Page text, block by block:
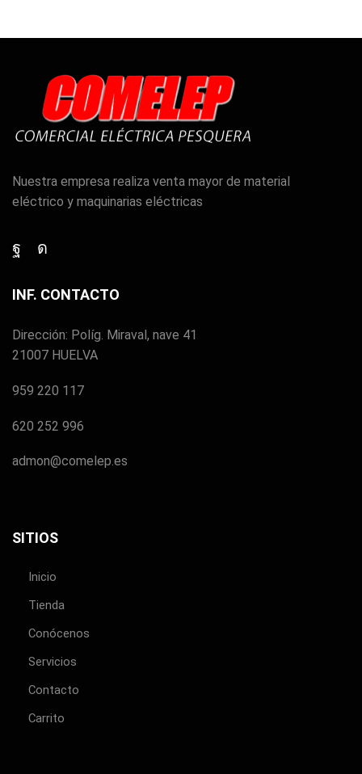
Nuestra empresa realiza venta mayor de material
eléctrico y maquinarias eléctricas
Facebook
Instagram
INF. CONTACTO
Dirección: Políg. Miraval, nave 41
21007 HUELVA
959 220 117
620 252 996
admon@comelep.es
SITIOS
Inicio
Tienda
Conócenos
Servicios
Contacto
Carrito